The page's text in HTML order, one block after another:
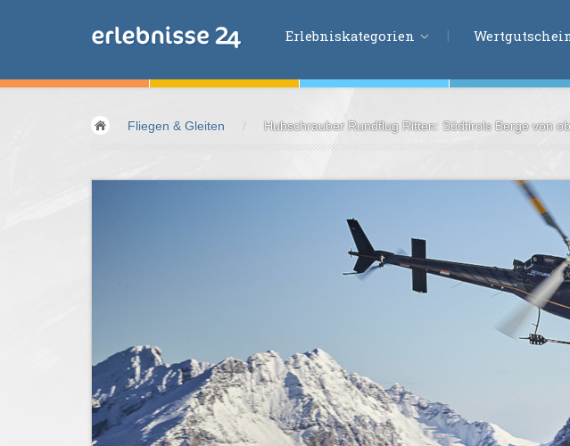
Erlebniskategorien
Fliegen &Gleiten
Sport &Fitness
Essen &Trinken
Wellness &Gesundheit
Kids &
Übernachtungen
Fliegen & Gleiten / Hubschrauber Rundflug Ritten: Südtirols Berge von